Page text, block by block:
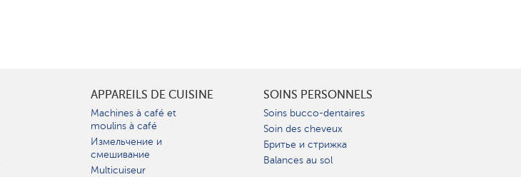
APPAREILS DE CUISINE
Machines à café et
moulins à café
Измельчение и
смешивание
Multicuiseur
SOINS PERSONNELS
Soins bucco-dentaires
Soin des cheveux
Бритье и стрижка
Balances au sol